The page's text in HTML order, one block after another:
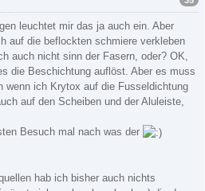
leuchtet mir das ja auch ein. Aber
auf die beflockten schmiere verkleben
auch nicht sinn der Fasern, oder? OK,
die Beschichtung auflöst. Aber es muss
wenn ich Krytox auf die Fusseldichtung
auf den Scheiben und der Aluleiste,
Besuch mal nach was der
hab ich bisher auch nichts